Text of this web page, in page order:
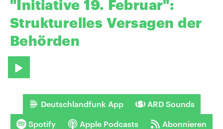
"Initiative 19. Februar":
Strukturelles Versagen der
Behörden
Deutschlandfunk App ARD Sounds
Spotify Apple Podcasts Abonnieren